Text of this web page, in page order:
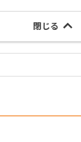
閉じる